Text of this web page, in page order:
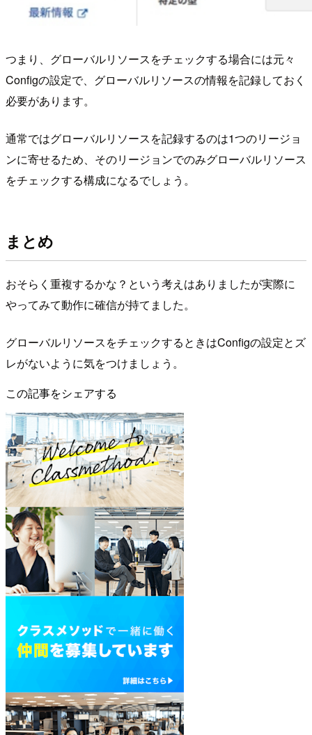
つまり、グローバルリソースをチェックする場合には元々
Configの設定で、グローバルリソースの情報を記録しておく
必要があります。
通常ではグローバルリソースを記録するのは1つのリージョ
ンに寄せるため、そのリージョンでのみグローバルリソース
をチェックする構成になるでしょう。
まとめ
おそらく重複するかな？という考えはありましたが実際に
やってみて動作に確信が持てました。
グローバルリソースをチェックするときはConfigの設定とズ
レがないように気をつけましょう。
この記事をシェアする